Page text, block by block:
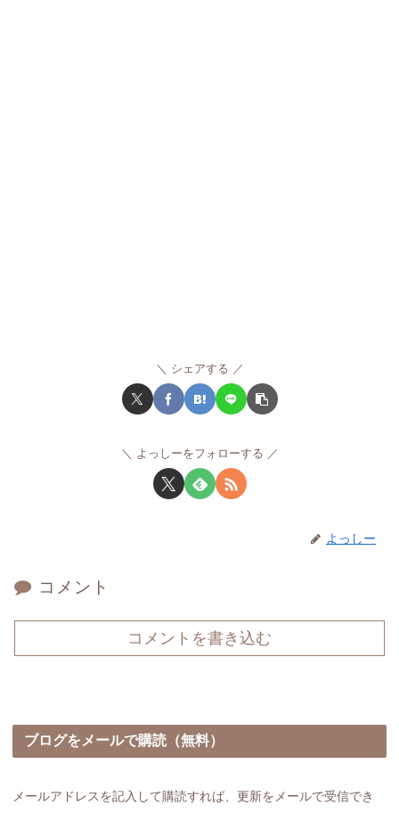
シェアする
よっしーをフォローする
よっしー
コメント
コメントを書き込む
ブログをメールで購読（無料）
メールアドレスを記入して購読すれば、更新をメールで受信でき